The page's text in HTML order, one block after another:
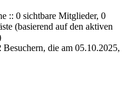
:: 0 sichtbare Mitglieder, 0
(basierend auf den aktiven
Besuchern, die am 05.10.2025,